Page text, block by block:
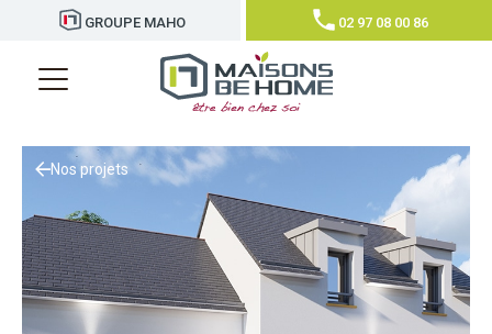
GROUPE MAHO 02 97 08 00 86
Nos projets